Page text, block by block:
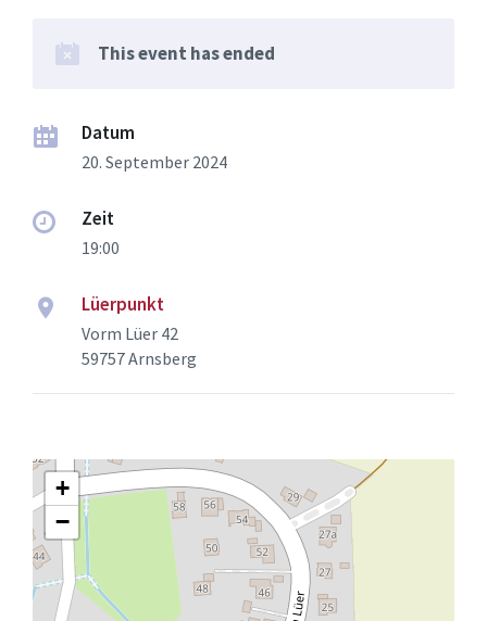
This event has ended
Datum
20. September 2024
Zeit
19:00
Lüerpunkt
Vorm Lüer 42
59757 Arnsberg
+
−